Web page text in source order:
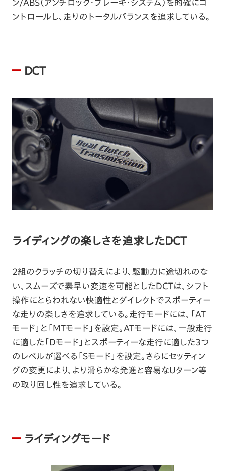
ン/ABS（アンチロック・ブレーキ・システム）を的確にコ
ントロールし、走りのトータルバランスを追求している。
DCT
ライディングの楽しさを追求したDCT
2組のクラッチの切り替えにより、駆動力に途切れのな
い、スムーズで素早い変速を可能としたDCTは、シフト
操作にとらわれない快適性とダイレクトでスポーティー
な走りの楽しさを追求している。走行モードには、「AT
モード」と「MTモード」を設定。ATモードには、一般走行
に適した「Dモード」とスポーティーな走行に適した3つ
のレベルが選べる「Sモード」を設定。さらにセッティン
グの変更により、より滑らかな発進と容易なUターン等
の取り回し性を追求している。
ライディングモード